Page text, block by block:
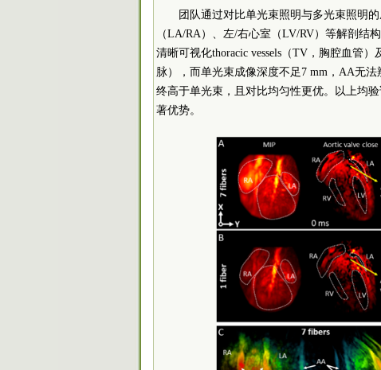
团队通过对比单光束照明与多光束照明
（LA/RA）、左/右心室（LV/RV）等解剖结
清晰可视化thoracic vessels（TV，胸腔血管
脉），而单光束成像深度不足7 mm，AA无
终高于单光束，且对比均匀性更优。以上均
著优势。